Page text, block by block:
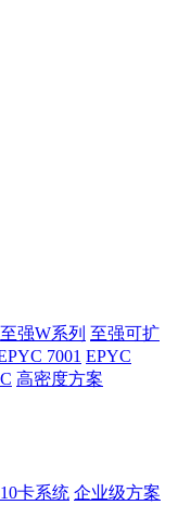
至强W系列 至强可扩
7001 EPYC
高密度方案
卡系统 企业级方案